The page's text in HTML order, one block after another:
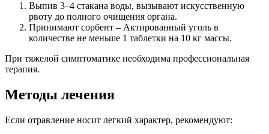
Выпив 3–4 стакана воды, вызывают искусственную
рвоту до полного очищения органа.
Принимают сорбент – Актированный уголь в
количестве не меньше 1 таблетки на 10 кг массы.
При тяжелой симптоматике необходима профессиональная
терапия.
Методы лечения
Если отравление носит легкий характер, рекомендуют: